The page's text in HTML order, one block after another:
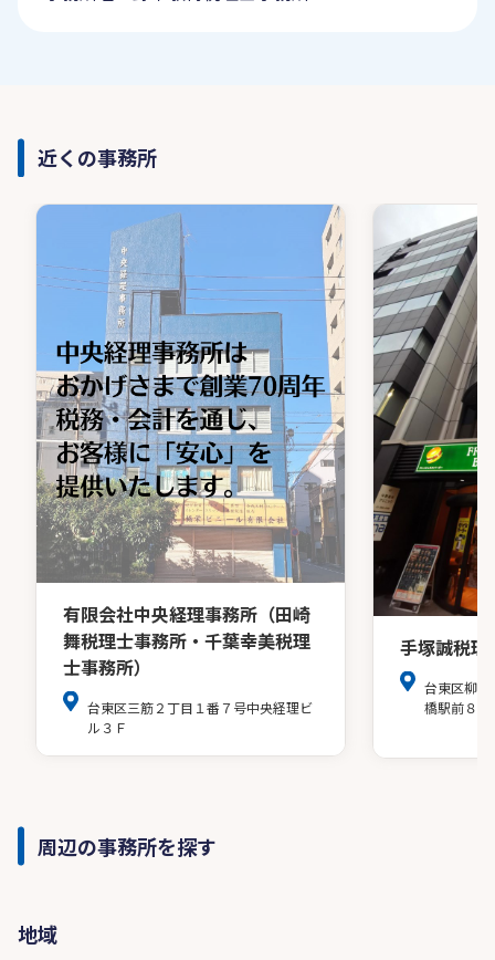
近くの事務所
有限会社中央経理事務所（田崎
舞税理士事務所・千葉幸美税理
士事務所）
台東区三筋２丁目１番７号中央経理ビ
ル３Ｆ
手塚誠税理
台東区柳橋
橋駅前８階
周辺の事務所を探す
地域